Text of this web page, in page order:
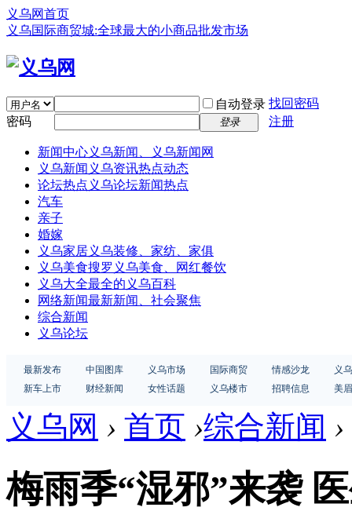
义乌网首页
义乌国际商贸城:全球最大的小商品批发市场
自动登录 找回密码
密码
登录 注册
新闻中心义乌新闻、义乌新闻网
义乌新闻 义乌资讯热点动态
论坛热点 义乌论坛新闻热点
汽车
亲子
婚嫁
义乌家居义乌装修、家纺、家俱
义乌美食搜罗义乌美食、网红餐饮
义乌大全最全的义乌百科
网络新闻最新新闻、社会聚焦
综合新闻
义乌论坛
最新发布 中国图库 义乌市场 国际商贸 情感沙龙
义
新车上市
财经新闻 女性话题 义乌楼市 招聘信息 美
义乌网 › 首页 ›综合新闻 ›
梅雨季“湿邪”来袭